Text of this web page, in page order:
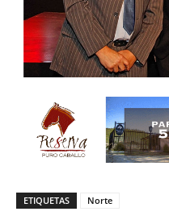
ETIQUETAS Norte